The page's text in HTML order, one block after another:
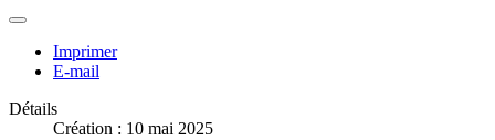
Imprimer
E-mail
Détails
Création : 10 mai 2025